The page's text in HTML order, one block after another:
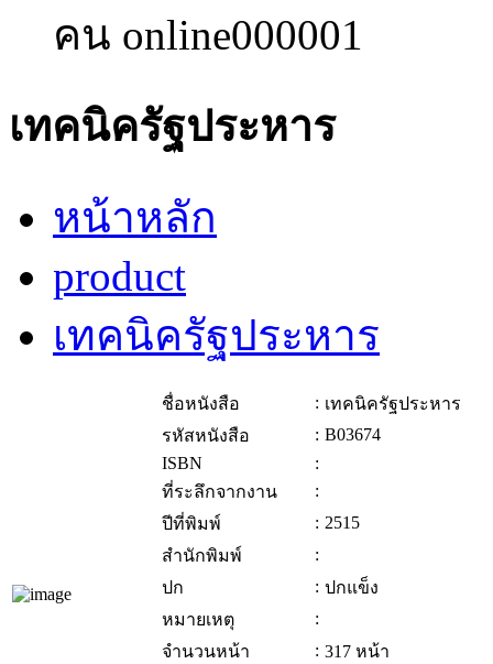
คน online000001
เทคนิครัฐประหาร
หน้าหลัก
product
เทคนิครัฐประหาร
ชื่อหนังสือ : เทคนิครัฐประหาร
รหัสหนังสือ
: B03674
ISBN
:
ที่ระลึกจากงาน
:
ปีที่พิมพ์
: 2515
สำนักพิมพ์
:
ปก
: ปกแข็ง
หมายเหตุ
:
จำนวนหน้า
: 317 หน้า